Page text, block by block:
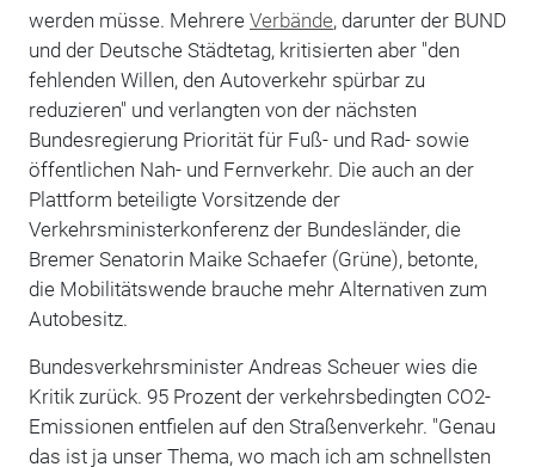
werden müsse. Mehrere Verbände, darunter der BUND
und der Deutsche Städtetag, kritisierten aber "den
fehlenden Willen, den Autoverkehr spürbar zu
reduzieren" und verlangten von der nächsten
Bundesregierung Priorität für Fuß- und Rad- sowie
öffentlichen Nah- und Fernverkehr. Die auch an der
Plattform beteiligte Vorsitzende der
Verkehrsministerkonferenz der Bundesländer, die
Bremer Senatorin Maike Schaefer (Grüne), betonte,
die Mobilitätswende brauche mehr Alternativen zum
Autobesitz.
Bundesverkehrsminister Andreas Scheuer wies die
Kritik zurück. 95 Prozent der verkehrsbedingten CO2-
Emissionen entfielen auf den Straßenverkehr. "Genau
das ist ja unser Thema, wo mach ich am schnellsten